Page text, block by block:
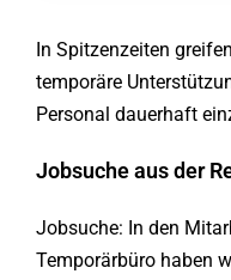
In Spitzenzeiten
temporäre
Personal dauerhaft
Jobsuche aus der
Jobsuche: In den
Temporärbüro haben